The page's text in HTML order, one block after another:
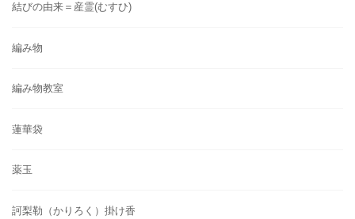
結びの由来＝産霊(むすひ)
編み物
編み物教室
蓮華袋
薬玉
訶梨勒（かりろく）掛け香